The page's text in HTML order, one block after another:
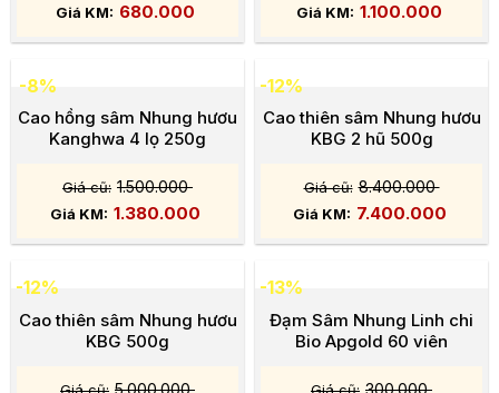
680.000 1.100.000
-8%
Cao hồng sâm Nhung hươu
Kanghwa 4 lọ 250g
1.500.000
1.380.000
-12%
Cao thiên sâm Nhung hươu
KBG 2 hũ 500g
8.400.000
7.400.000
-12%
Cao thiên sâm Nhung hươu
KBG 500g
5.000.000
-13%
Đạm Sâm Nhung Linh chi
Bio Apgold 60 viên
300.000